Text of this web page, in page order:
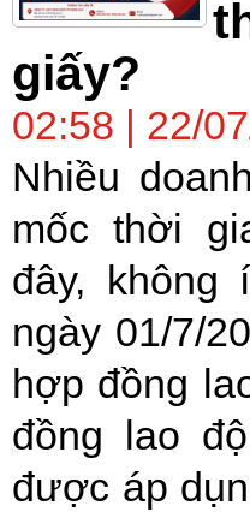
giấy?
02:58 | 22/
Nhiều
mốc thời
đây, không
ngày 01/7/
hợp đồng
đồng lao
được áp